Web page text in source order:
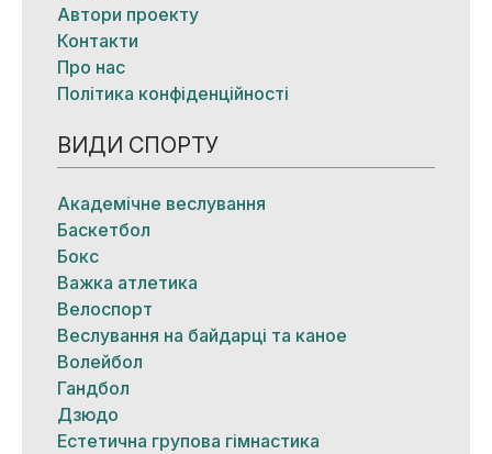
Автори проекту
Контакти
Про нас
Політика конфіденційності
ВИДИ СПОРТУ
Академічне веслування
Баскетбол
Бокс
Важка атлетика
Велоспорт
Веслування на байдарці та каное
Волейбол
Гандбол
Дзюдо
Естетична групова гімнастика